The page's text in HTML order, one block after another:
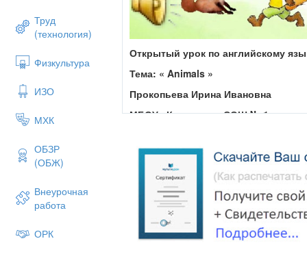
Труд
(технология)
Физкультура
ИЗО
МХК
ОБЗР
(ОБЖ)
Внеурочная
работа
ОРК
Открытый урок по английскому
Тема: « Animals »
Прокопьева Ирина Ивановна
МБОУ «Кугесьская СОШ № 1»